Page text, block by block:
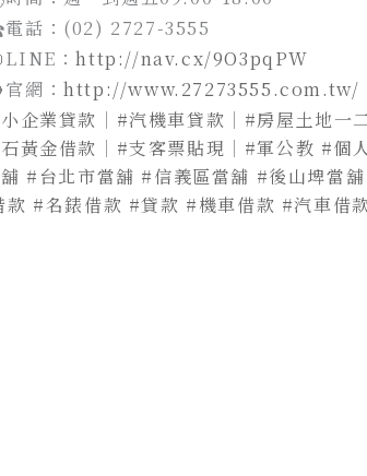
電話：(02) 2727-3555
LINE：http://nav.cx/9O3pqPW
官網：http://www.27273555.com.tw/
企業貸款 ｜ #汽機車貸款 ｜ #房屋土地一
黃金借款 ｜ #支客票貼現 ｜ #軍公教 #個
#台北市當舖 #信義區當舖 #後山埤當舖
款 #名錶借款 #貸款 #機車借款 #汽車借款